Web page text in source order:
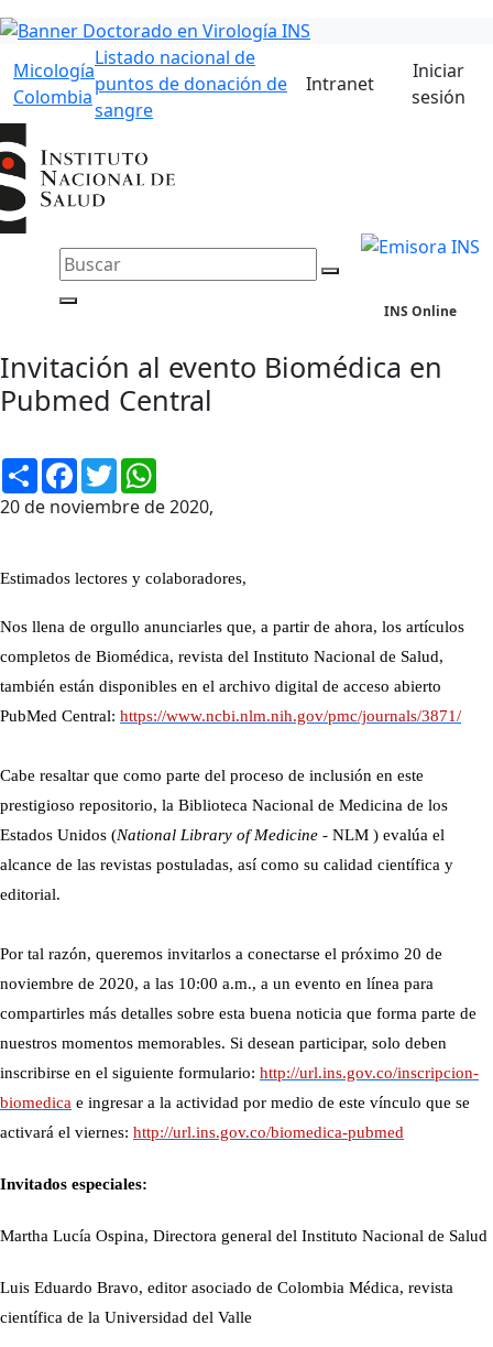
Micología
Colombia
Listado nacional de
puntos de donación de
sangre
Intranet
Iniciar
sesión
INS Online
Invitación al evento Biomédica en
Pubmed Central
Compartir
Facebook
Twitter
​20 de noviembre de 2020,
Estimados lectores y colaboradores,
Nos llena de orgullo anunciarles que, a partir de ahora, los artículos
completos de Biomédica, revista del Instituto Nacional de Salud,
también están disponibles en el archivo digital de acceso abierto
PubMed Central: https://www.ncbi.nlm.nih.gov/pmc/journals/3871/
Cabe resaltar que como parte del proceso de inclusión en este
prestigioso repositorio, la Biblioteca Nacional de Medicina de los
Estados Unidos (National Library of Medicine - NLM ) evalúa el
alcance de las revistas postuladas, así como su calidad científica y
editorial.
Por tal razón, queremos invitarlos a conectarse el próximo 20 de
noviembre de 2020, a las 10:00 a.m., a un evento en línea para
compartirles más detalles sobre esta buena noticia que forma parte de
nuestros momentos memorables. Si desean participar, solo deben
inscribirse en el siguiente formulario: http://url.ins.gov.co/inscripcion-
biomedica e ingresar a la actividad por medio de este vínculo que se
activará el viernes: http://url.ins.gov.co/biomedica-pubmed
Invitados especiales:
Martha Lucía Ospina, Directora general del Instituto Nacional de Salud
Luis Eduardo Bravo, editor asociado de Colombia Médica, revista
científica de la Universidad del Valle